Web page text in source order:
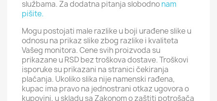
službama. Za dodatna pitanja slobodnonam
pišite.
Mogu postojati male razlike u boji urađene slike u
odnosu na prikaz slike zbog razlike i kvaliteta
Vašeg monitora. Cene svih proizvoda su
prikazane u RSD bez troškova dostave. Troškovi
isporuke su prikazani na stranici čekiranja
plaćanja. Ukoliko slika nije namenski rađena,
kupac ima pravo na jednostrani otkaz ugovora o
kupovini, u skladu sa Zakonom o zaštiti potrošača